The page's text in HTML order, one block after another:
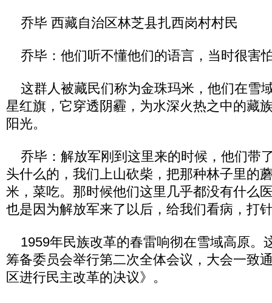
乔毕 西藏自治区林芝县扎西岗村村民
乔毕：他们听不懂他们的语言，当时很害
这群人被藏民们称为金珠玛米，他们在雪
星红旗，它穿透阴霾，为水深火热之中的藏
阳光。
乔毕：解放军刚到这里来的时候，他们带
头什么的，我们上山砍柴，把那种林子里的
米，菜吃。那时候他们这里几乎都没有什么
也是因为解放军来了以后，给我们看病，打
1959年民族改革的春雷响彻在雪域高原。
筹备委员会举行第二次全体会议，大会一致
区进行民主改革的决议》。